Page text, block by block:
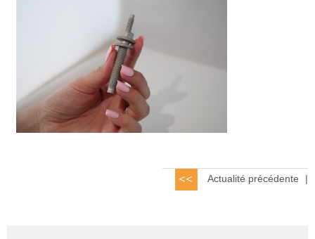
Actualité précédente |